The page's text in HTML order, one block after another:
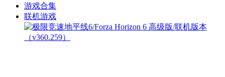
游戏合集
联机游戏